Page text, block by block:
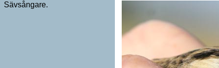
Sävsångare.